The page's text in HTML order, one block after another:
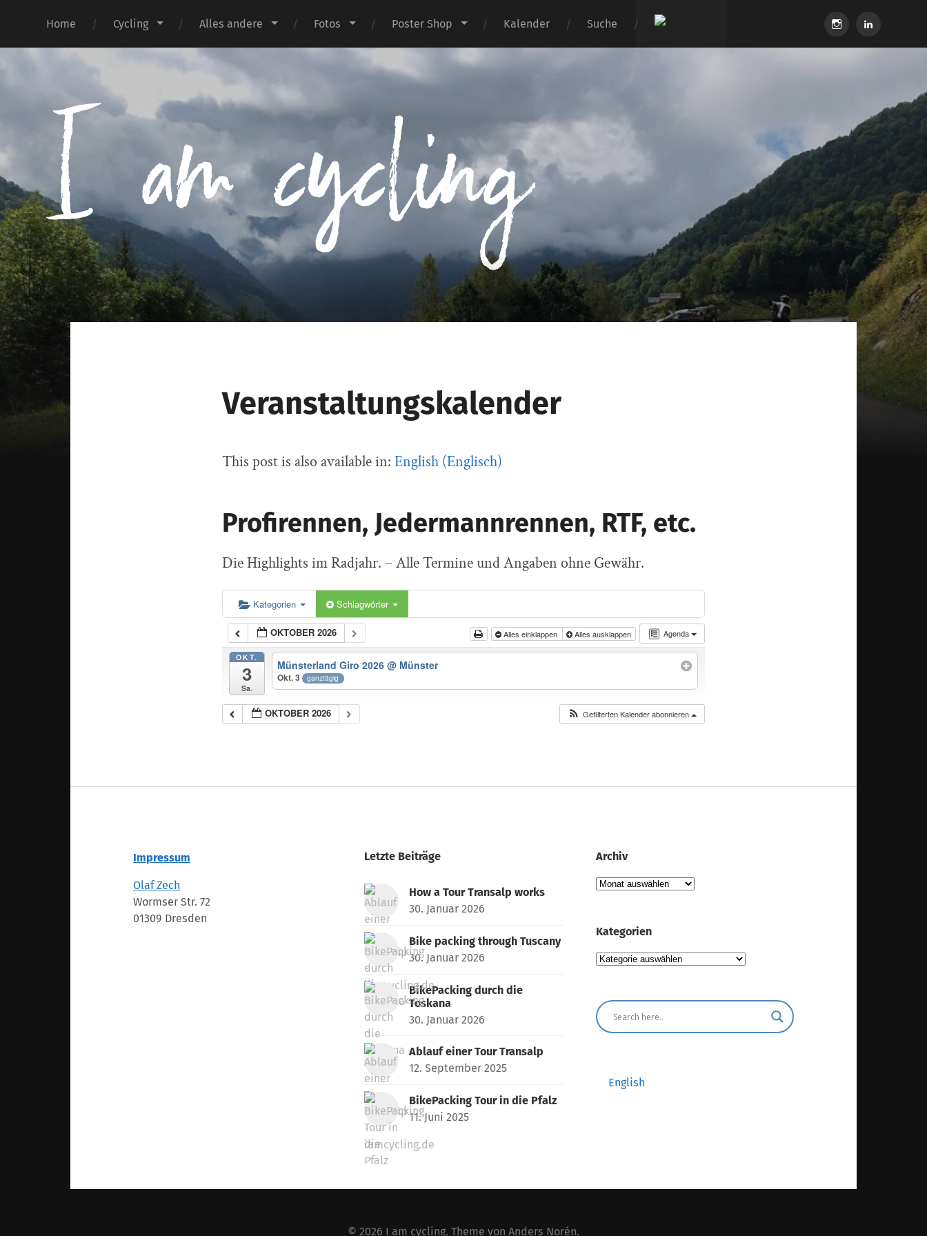
Home Cycling Alles andere Fotos Poster Shop Kalender Suche instagramlinkedin
I
cycling
Veranstaltungskalender
This post is also available in: English (Englisch)
Profirennen, Jedermannrennen, RTF, etc.
Die Highlights im Radjahr. – Alle Termine und Angaben ohne Gewähr.
Kategorien Schlagwörter
Agenda
OKTOBER 2026 Alles einklappen Alles ausklappen
OKT.
3
Sa.
Münsterland Giro 2026@ Münster
Okt. 3 ganztägig
OKTOBER 2026 Gefilterten Kalender abonnieren
Impressum
Olaf Zech
Wormser Str. 72
01309 Dresden
Letzte Beiträge
How a Tour Transalp works
30. Januar 2026
Bike packing through Tuscany
30. Januar 2026
BikePacking durch die
Toskana
30. Januar 2026
Ablauf einer Tour Transalp
12. September 2025
BikePacking Tour in die Pfalz
11. Juni 2025
Archiv
Archiv
Kategorien
Kategorien
English
© 2026 I am cycling. Theme von Anders Norén.